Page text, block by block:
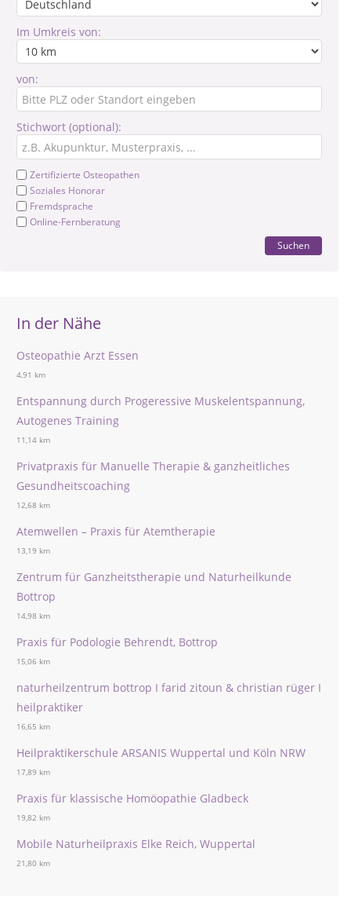
Im Umkreis von:
von:
Stichwort (optional):
Zertifizierte Osteopathen
Soziales Honorar
Fremdsprache
Online-Fernberatung
Suchen
In der Nähe
Osteopathie Arzt Essen
4,91 km
Entspannung durch Progeressive Muskelentspannung,
Autogenes Training
11,14 km
Privatpraxis für Manuelle Therapie & ganzheitliches
Gesundheitscoaching
12,68 km
Atemwellen – Praxis für Atemtherapie
13,19 km
Zentrum für Ganzheitstherapie und Naturheilkunde
Bottrop
14,98 km
Praxis für Podologie Behrendt, Bottrop
15,06 km
naturheilzentrum bottrop I farid zitoun & christian rüger I
heilpraktiker
16,65 km
Heilpraktikerschule ARSANIS Wuppertal und Köln NRW
17,89 km
Praxis für klassische Homöopathie Gladbeck
19,82 km
Mobile Naturheilpraxis Elke Reich, Wuppertal
21,80 km